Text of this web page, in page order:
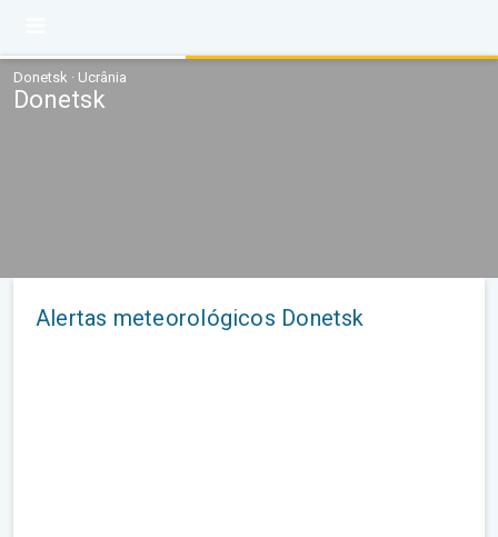
Donetsk · Ucrânia
Donetsk
Alertas meteorológicos Donetsk